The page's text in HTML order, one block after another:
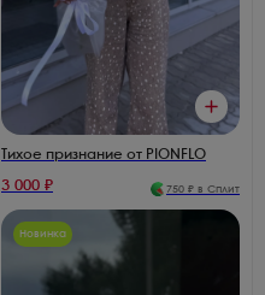
Тихое признание от PIONFLO
3 000 ₽ 750 ₽ в Сплит
Новинка